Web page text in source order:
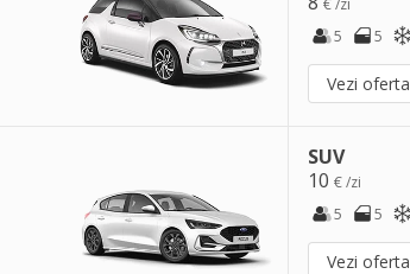
5
5
Vezi oferta
SUV
10€ /zi
5
5
Vezi oferta